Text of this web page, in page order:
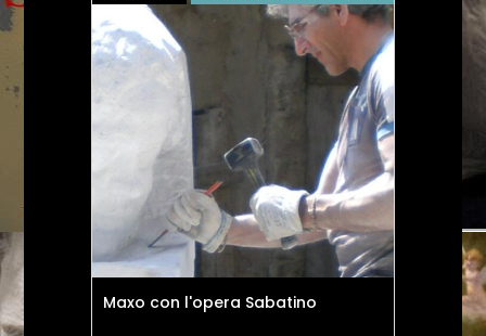
Maxo con l'opera Sabatino